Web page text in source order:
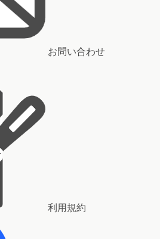
お問い合わせ
利用規約